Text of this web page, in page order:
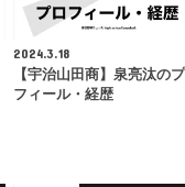
2024.3.18
【宇治山田商】泉亮汰の
フィール・経歴